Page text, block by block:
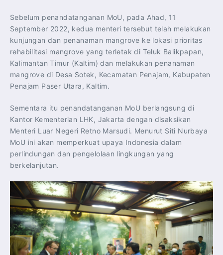
Sebelum penandatanganan MoU, pada Ahad, 11
September 2022, kedua menteri tersebut telah melakukan
kunjungan dan penanaman mangrove ke lokasi prioritas
rehabilitasi mangrove yang terletak di Teluk Balikpapan,
Kalimantan Timur (Kaltim) dan melakukan penanaman
mangrove di Desa Sotek, Kecamatan Penajam, Kabupaten
Penajam Paser Utara, Kaltim.
Sementara itu penandatanganan MoU berlangsung di
Kantor Kementerian LHK, Jakarta dengan disaksikan
Menteri Luar Negeri Retno Marsudi. Menurut Siti Nurbaya
MoU ini akan memperkuat upaya Indonesia dalam
perlindungan dan pengelolaan lingkungan yang
berkelanjutan.